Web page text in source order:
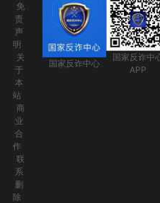
免
责
声
明
关
于
本
站
商
业
合
作
联
系
删
除
国家反诈中心
国家反诈中
APP